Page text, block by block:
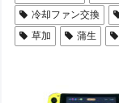
冷却ファン交換
草加
蒲生